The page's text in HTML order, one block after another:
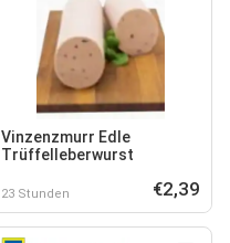
Vinzenzmurr Edle
Trüffelleberwurst
23 Stunden €2,39